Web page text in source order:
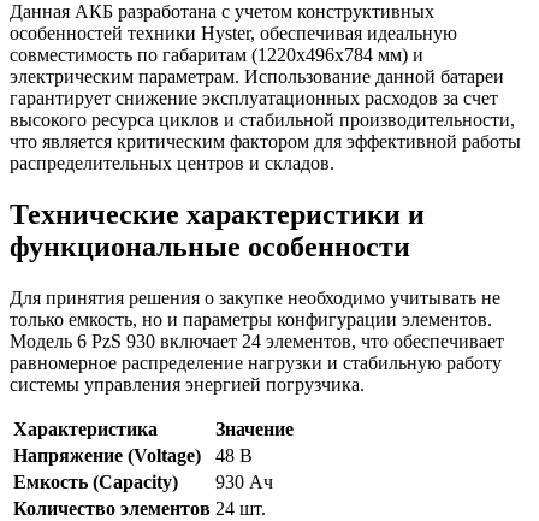
Данная АКБ разработана с учетом конструктивных
особенностей техники Hyster, обеспечивая идеальную
совместимость по габаритам (1220x496x784 мм) и
электрическим параметрам. Использование данной батареи
гарантирует снижение эксплуатационных расходов за счет
высокого ресурса циклов и стабильной производительности,
что является критическим фактором для эффективной работы
распределительных центров и складов.
Технические характеристики и
функциональные особенности
Для принятия решения о закупке необходимо учитывать не
только емкость, но и параметры конфигурации элементов.
Модель 6 PzS 930 включает 24 элементов, что обеспечивает
равномерное распределение нагрузки и стабильную работу
системы управления энергией погрузчика.
Характеристика
Значение
Напряжение (Voltage)
48 В
Емкость (Capacity)
930 Ач
Количество элементов 24 шт.